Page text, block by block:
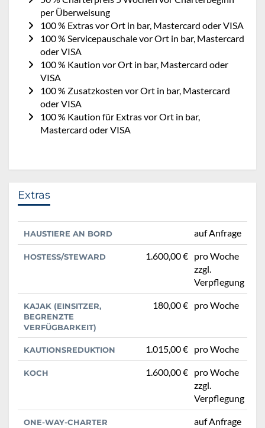
per Überweisung
100 % Extras vor Ort in bar, Mastercard oder VISA
100 % Servicepauschale vor Ort in bar, Mastercard
oder VISA
100 % Kaution vor Ort in bar, Mastercard oder
VISA
100 % Zusatzkosten vor Ort in bar, Mastercard
oder VISA
100 % Kaution für Extras vor Ort in bar,
Mastercard oder VISA
Extras
HAUSTIERE AN BORD auf Anfrage
HOSTESS/STEWARD 1.600,00 € pro Woche
zzgl.
Verpflegung
KAJAK (EINSITZER,
BEGRENZTE
VERFÜGBARKEIT)
180,00 € pro Woche
KAUTIONSREDUKTION 1.015,00 € pro Woche
KOCH 1.600,00 € pro Woche
zzgl.
Verpflegung
ONE-WAY-CHARTER auf Anfrage